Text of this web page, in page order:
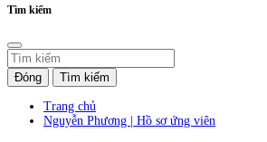
Tìm kiếm
Đóng Tìm kiếm
Trang chủ
Nguyễn Phương | Hồ sơ ứng viên